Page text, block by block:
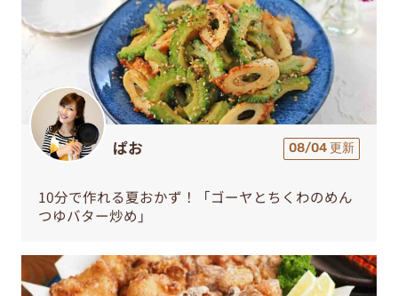
ぱお 08/04 更新
10分で作れる夏おかず！「ゴーヤとちくわのめん
つゆバター炒め」